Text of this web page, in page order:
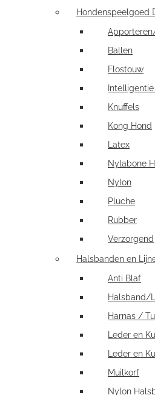
Hondenspeelgoed
Ballen
Flostouw
Knuffels
Kong Hond
Latex
Nylabone
Nylon
Pluche
Rubber
Verzorgend
Halsbanden en
Anti Blaf
Halsband/
Harnas /
Leder en
Leder en
Muilkorf
Nylon